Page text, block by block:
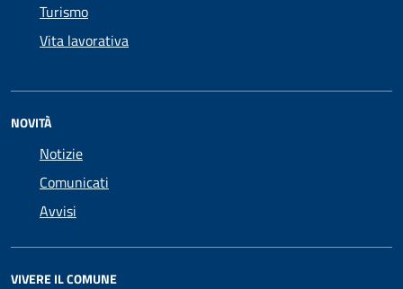
Turismo
Vita lavorativa
NOVITÀ
Notizie
Comunicati
Avvisi
VIVERE IL COMUNE